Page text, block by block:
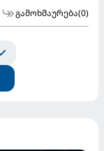
გამოხმაურება(0)